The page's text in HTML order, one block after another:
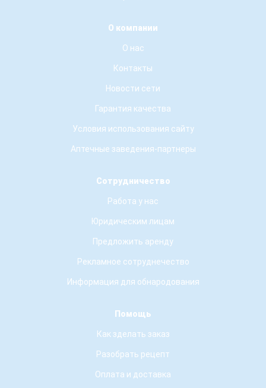
О компании
О нас
Контакты
Новости сети
Гарантия качества
Условия использования сайту
Аптечные заведения-партнеры
Сотрудничество
Работа у нас
Юридическим лицам
Предложить аренду
Рекламное сотруднечество
Информация для обнародования
Помощь
Как зделать заказ
Разобрать рецепт
Оплата и доставка